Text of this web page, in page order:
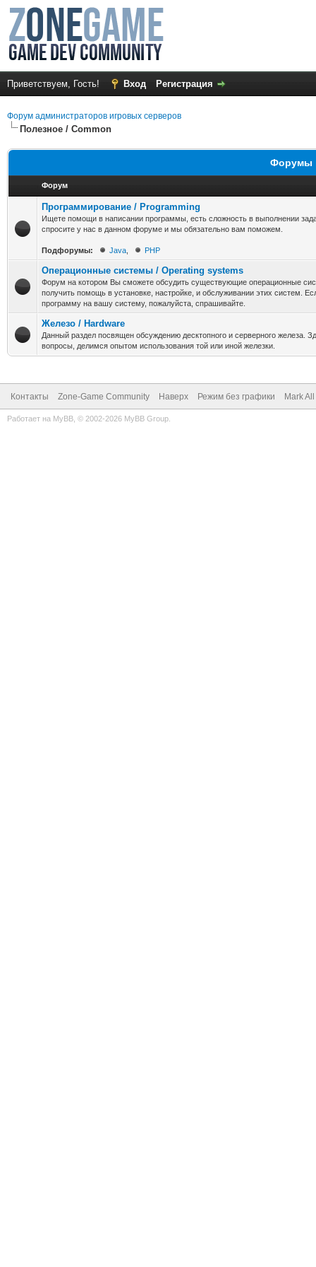
Приветствуем, Гость! Вход Регистрация
Форум администраторов игровых серверов
Полезное / Common
Форумы
Форум
Программирование / Programming
Ищете помощи в написании программы, есть сложность в выполнении
спросите у нас в данном форуме и мы обязательно вам поможем.
Подфорумы: Java PHP
Операционные системы / Operating systems
Форум на котором Вы сможете обсудить существующие операционные
получить помощь в установке, настройке, и обслуживании этих систем.
программу на вашу систему, пожалуйста, спрашивайте.
Железо / Hardware
Данный раздел посвящен обсуждению десктопного и серверного железа.
вопросы, делимся опытом использования той или иной железки.
Контакты Zone-Game Community Наверх Режим без графики Mark
Работает на MyBB , © 2002-2026 MyBB Group